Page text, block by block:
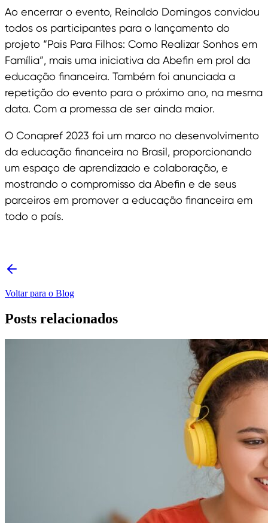
Ao encerrar o evento, Reinaldo Domingos convidou
todos os participantes para o lançamento do
projeto “Pais Para Filhos: Como Realizar Sonhos em
Família”, mais uma iniciativa da Abefin em prol da
educação financeira. Também foi anunciada a
repetição do evento para o próximo ano, na mesma
data. Com a promessa de ser ainda maior.
O Conapref 2023 foi um marco no desenvolvimento
da educação financeira no Brasil, proporcionando
um espaço de aprendizado e colaboração, e
mostrando o compromisso da Abefin e de seus
parceiros em promover a educação financeira em
todo o país.
Voltar para o Blog
Posts relacionados